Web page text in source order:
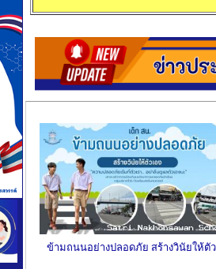
ข้ามถนนอย่างปลอดภัย สร้างวินัยให้ตัว